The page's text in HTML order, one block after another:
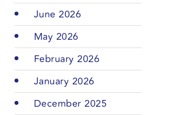
June 2026
May 2026
February 2026
January 2026
December 2025